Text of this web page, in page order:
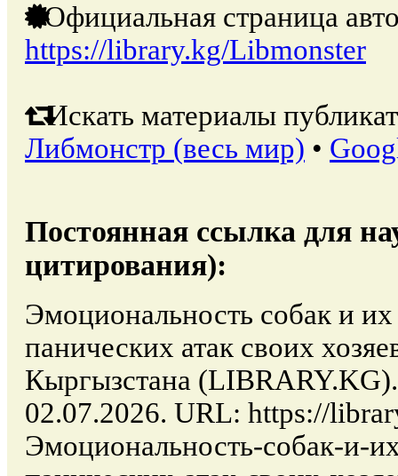
Официальная страница
https://library.kg/Libmonster
Искать материалы
Либмонстр (весь мир) •
Постоянная ссылка для
цитирования):
Эмоциональность собак и
панических атак своих
Кыргызстана
02.07.2026. URL: https://
Эмоциональность-собак-и-